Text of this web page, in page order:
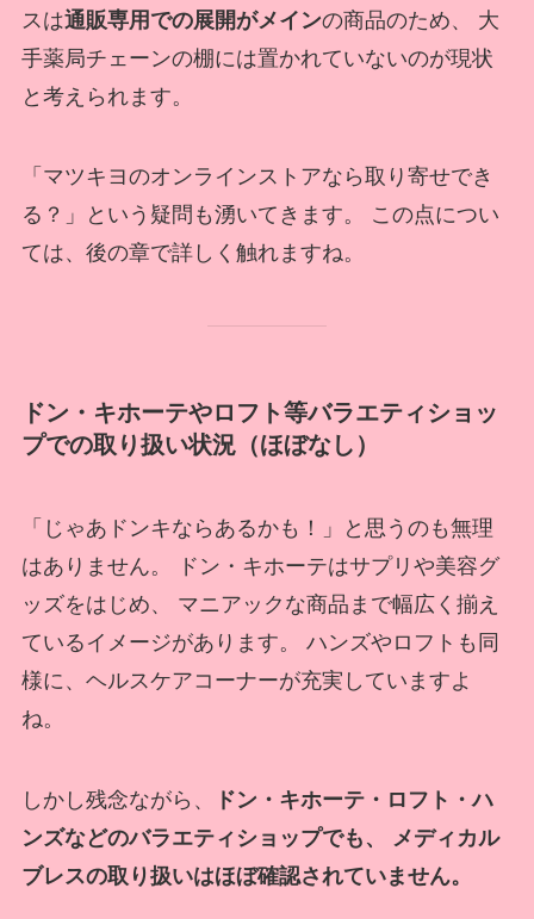
スは通販専用での展開がメインの商品のため、 大
手薬局チェーンの棚には置かれていないのが現状
と考えられます。
「マツキヨのオンラインストアなら取り寄せでき
る？」という疑問も湧いてきます。 この点につい
ては、後の章で詳しく触れますね。
ドン・キホーテやロフト等バラエティショッ
プでの取り扱い状況（ほぼなし）
「じゃあドンキならあるかも！」と思うのも無理
はありません。 ドン・キホーテはサプリや美容グ
ッズをはじめ、 マニアックな商品まで幅広く揃え
ているイメージがあります。 ハンズやロフトも同
様に、ヘルスケアコーナーが充実していますよ
ね。
しかし残念ながら、
ドン・キホーテ・ロフト・ハ
ンズなどのバラエティショップでも、 メディカル
ブレスの取り扱いはほぼ確認されていません。